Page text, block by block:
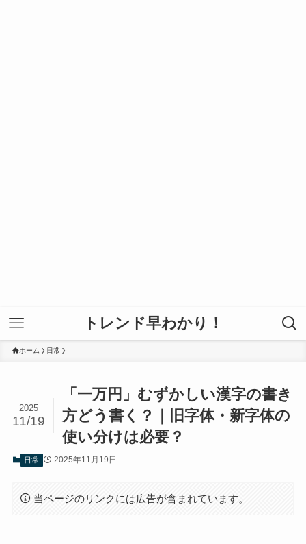
トレンド早わかり！
ホーム 日常
「一万円」むずかしい漢字の書き
方どう書く？｜旧字体・新字体の
使い分けは必要？
2025
11/19
日常 2025年11月19日
当ページのリンクには広告が含まれています。